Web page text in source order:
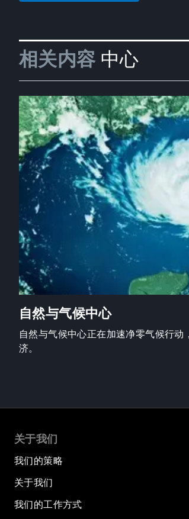
相关内容 中心
自然与气候中心
自然与气候中心正在加速净零气候行
济。
关于我们
我们的策略
关于我们
我们的工作方式